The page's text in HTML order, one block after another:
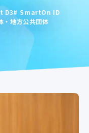
D3
SmartOn ID
・地方公共団体